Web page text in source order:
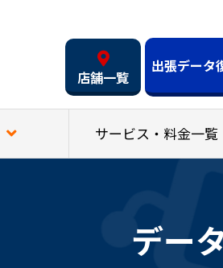
店舗一覧
出張データ
サービス・料金一覧
デー